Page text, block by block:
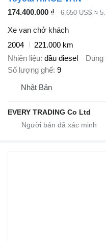
174.400.000 ₫
6.650 US$ ≈
Xe van chở khách
2004
221.000 km
Nhiên liệu dầu diesel Dung
Số lượng ghế 9
Nhật Bản
EVERY TRADING Co Ltd